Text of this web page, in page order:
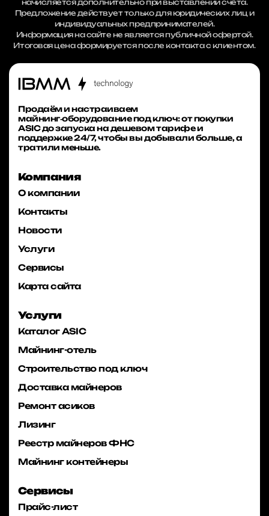
начисляется дополнительно при выставлении счёта.
Предложение действует только для юридических лиц и
индивидуальных предпринимателей.
Информация на сайте не является публичной офертой.
Итоговая цена формируется после контакта с клиентом.
Продаём и настраиваем
майнинг‑оборудование под ключ: от покупки
ASIC до запуска на дешевом тарифе и
поддержке 24/7, чтобы вы добывали больше, а
тратили меньше.
Компания
О компании
Контакты
Новости
Услуги
Сервисы
Карта сайта
Услуги
Каталог ASIC
Майнинг-отель
Строительство под ключ
Доставка майнеров
Ремонт асиков
Лизинг
Реестр майнеров ФНС
Майнинг контейнеры
Сервисы
Прайс-лист